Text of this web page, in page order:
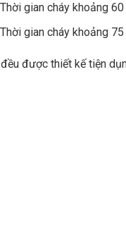
gian cháy khoảng
gian cháy khoảng
được thiết kế tiện